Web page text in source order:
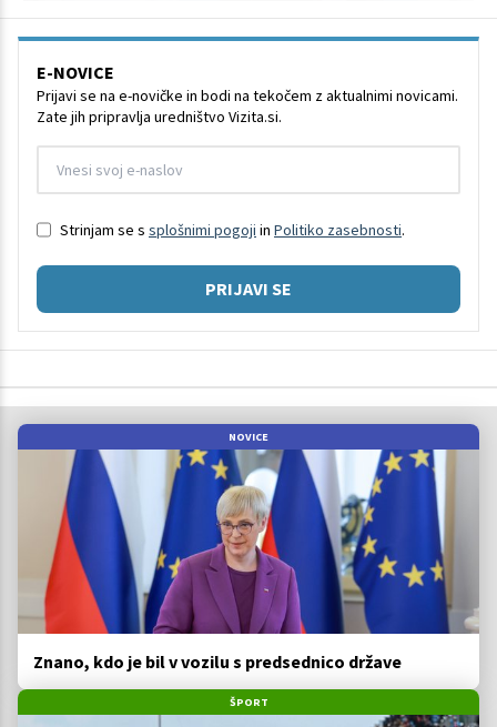
E-NOVICE
Prijavi se na e-novičke in bodi na tekočem z aktualnimi novicami.
Zate jih pripravlja uredništvo Vizita.si.
Strinjam se s splošnimi pogoji in Politiko zasebnosti.
PRIJAVI SE
NOVICE
Znano, kdo je bil v vozilu s predsednico države
ŠPORT